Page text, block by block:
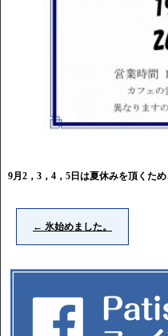
9月2，3，4，5日は夏休みを頂くため
← 氷始めました。